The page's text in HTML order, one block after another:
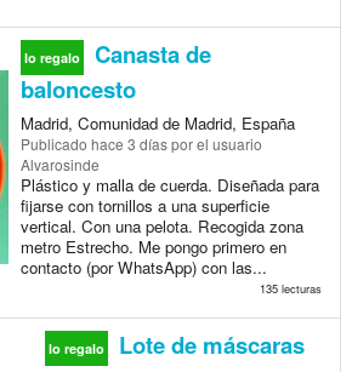
lo regalo
Canasta de
baloncesto
Madrid, Comunidad de Madrid, España
Publicado hace 3 díaspor el usuario
Alvarosinde
Plástico y malla de cuerda. Diseñada para
fijarse con tornillos a una superficie
vertical. Con una pelota. Recogida zona
metro Estrecho. Me pongo primero en
contacto (por WhatsApp) con las...
135 lecturas
lo regalo Lote de máscaras